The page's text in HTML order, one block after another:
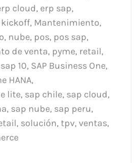
cloud, erp sap,
kickoff, Mantenimiento,
, nube, pos, pos sap,
de venta, pyme, retail,
sap 10, SAP Business One,
HANA,
lite, sap chile, sap cloud,
, sap nube, sap peru,
, solución, tpv, ventas,